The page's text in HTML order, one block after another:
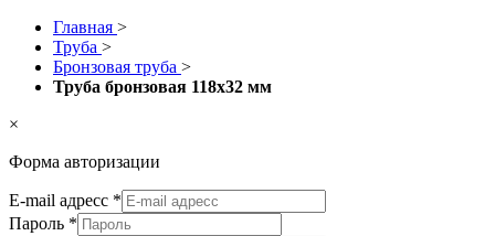
Главная >
Труба >
Бронзовая труба >
Труба бронзовая 118x32 мм
×
Форма авторизации
E-mail адресс *
Пароль *